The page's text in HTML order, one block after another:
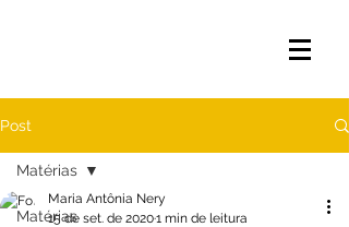
Post
Matérias
Matérias
Maria Antônia Nery
15 de set. de 20201 min de leitura